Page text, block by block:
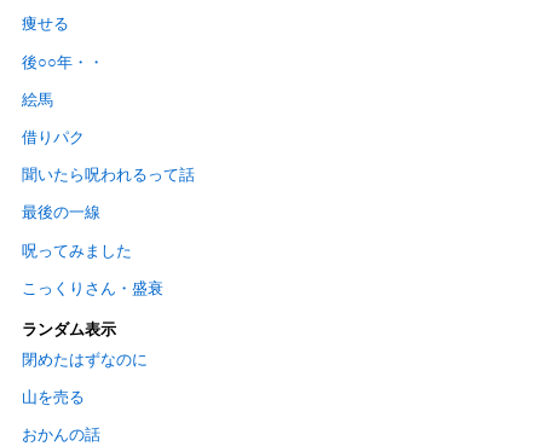
痩せる
後○○年・・
絵馬
借りパク
聞いたら呪われるって話
最後の一線
呪ってみました
こっくりさん・盛衰
ランダム表示
閉めたはずなのに
山を売る
おかんの話